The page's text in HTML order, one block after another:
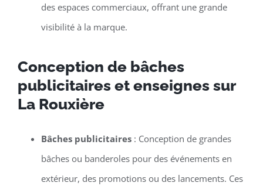
des espaces commerciaux, offrant une grande
visibilité à la marque.
Conception de bâches
publicitaires et enseignes sur
La Rouxière
Bâches publicitaires: Conception de grandes
bâches ou banderoles pour des événements en
extérieur, des promotions ou des lancements. Ces